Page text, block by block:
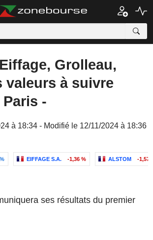
Grolleau,
valeurs à suivre
-
à 18:34 - Modifié le 12/11/2024 à 18:36
EIFFAGE S.A. -1,36 % ALSTOM -1,57
ses résultats du premier